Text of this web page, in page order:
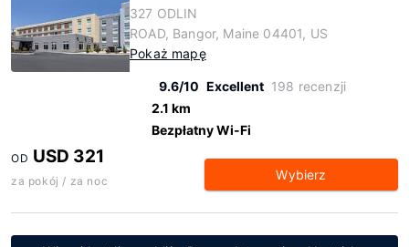
327 ODLIN
ROAD, Bangor, Maine 04401, US
Pokaż mapę
9.6/10 Excellent 198 recenzji
2.1 km
Bezpłatny Wi-Fi
OD USD 321
za pokój / za noc Wybierz